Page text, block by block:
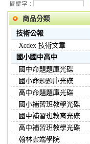
關鍵字：
商品分類
技術公報
Xcdex 技術文章
國小國中高中
國中命題題庫光碟
國小命題題庫光碟
高中命題題庫光碟
國小補習班教學光碟
國中補習班教育光碟
高中補習班教學光碟
翰林雲端學院